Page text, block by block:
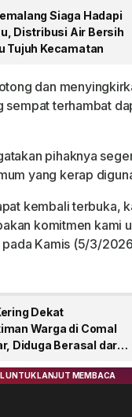
Siaga Hadapi
Distribusi Air Bersih
Tujuh Kecamatan
dan
sempat terhambat
pihaknya
yang kerap
kembali terbuka,
komitmen kami
pada Kamis (5/3/
Dekat
Warga di Comal
Diduga Berasal dari